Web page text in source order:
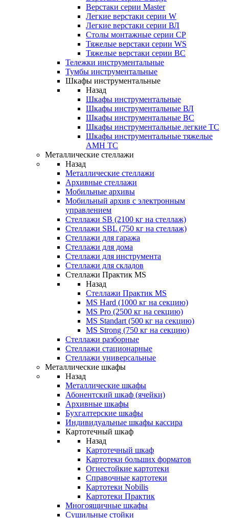
Верстаки серии Master
Легкие верстаки серии W
Легкие верстаки серии ВЛ
Столы монтажные серии СР
Тяжелые верстаки серии WS
Тяжелые верстаки серии ВС
Тележки инструментальные
Тумбы инструментальные
Шкафы инструментальные
Назад
Шкафы инструментальные
Шкафы инструментальные ВЛ
Шкафы инструментальные ВС
Шкафы инструментальные легкие ТС
Шкафы инструментальные тяжелые
AMH TC
Металлические стеллажи
Назад
Металлические стеллажи
Архивные стеллажи
Мобильные архивы
Мобильный архив с электронным
управлением
Стеллажи SB (2100 кг на стеллаж)
Стеллажи SBL (750 кг на стеллаж)
Стеллажи для гаража
Стеллажи для дома
Стеллажи для инструмента
Стеллажи для складов
Стеллажи Практик MS
Назад
Стеллажи Практик MS
MS Hard (1000 кг на секцию)
MS Pro (2500 кг на секцию)
MS Standart (500 кг на секцию)
MS Strong (750 кг на секцию)
Стеллажи разборные
Стеллажи стационарные
Стеллажи универсальные
Металлические шкафы
Назад
Металлические шкафы
Абонентский шкаф (ячейки)
Архивные шкафы
Бухгалтерские шкафы
Индивидуальные шкафы кассира
Картотечный шкаф
Назад
Картотечный шкаф
Картотеки больших форматов
Огнестойкие картотеки
Справочные картотеки
Картотеки Nobilis
Картотеки Практик
Многоящичные шкафы
Сушильные стойки